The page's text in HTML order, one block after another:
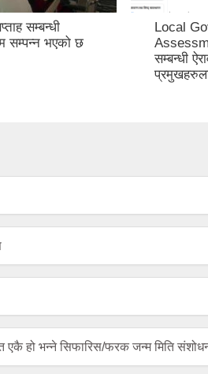
सम्बन्धी
सम्पन्न भएको छ
Local
सम्बन्धी
एकै हो भन्ने सिफारिस/फरक जन्म मिति